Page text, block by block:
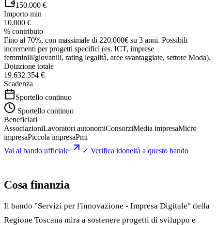
150.000 €
Importo min
10.000 €
% contributo
Fino al 70%, con massimale di 220.000€ su 3 anni. Possibili
incrementi per progetti specifici (es. ICT, imprese
femminili/giovanili, rating legalità, aree svantaggiate, settore Moda).
Dotazione totale
19.632.354 €
Scadenza
Sportello continuo
Sportello continuo
Beneficiari
AssociazioniLavoratori autonomiConsorziMedia impresaMicro
impresaPiccola impresaPmi
Vai al bando ufficiale
✓ Verifica idoneità a questo bando
Cosa finanzia
Il bando "Servizi per l'innovazione - Impresa Digitale" della
Regione Toscana mira a sostenere progetti di sviluppo e